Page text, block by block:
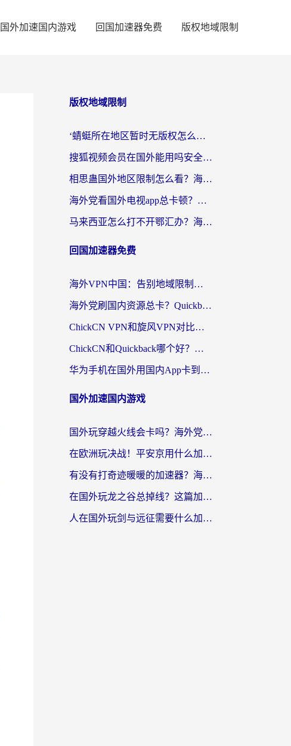
国外加速国内游戏 回国加速器免费 版权地域限制
版权地域限制
‘蜻蜓所在地区暂时无版权怎么办’？海外党看国内内容、办国内事的实用指南
搜狐视频会员在国外能用吗安全吗？留学生亲测有效的回国观影解决方案
相思蛊国外地区限制怎么看？海外党追剧听歌的终极解决方案
海外党看国外电视app总卡顿？选对回国加速器，追剧购物两不误
马来西亚怎么打不开鄂汇办？海外华人必备的回国加速指南，解决追剧、办事、阅读难题
回国加速器免费
海外VPN中国：告别地域限制，留学生与华人如何轻松刷国内剧、玩国服？
海外党刷国内资源总卡？Quickback和采集蜂好用吗？这篇指南帮你避坑
ChickCN VPN和旋风VPN对比哪个回国效果更好？海外党亲测实用指南
ChickCN和Quickback哪个好？海外党亲测回国加速器，轻松解锁国内资源（附避坑指南）
华为手机在国外用国内App卡到崩溃？这篇加速器指南帮你无缝刷剧打游戏
国外加速国内游戏
国外玩穿越火线会卡吗？海外党亲测有效的国服游戏加速指南
在欧洲玩决战！平安京用什么加速器最好用？2026实测有效的国服游戏加速指南
有没有打奇迹暖暖的加速器？海外党国服游戏畅玩不卡顿的秘密
在国外玩龙之谷总掉线？这篇加速器指南帮你告别延迟卡顿！
人在国外玩剑与远征需要什么加速器？老玩家亲测的避坑指南来了